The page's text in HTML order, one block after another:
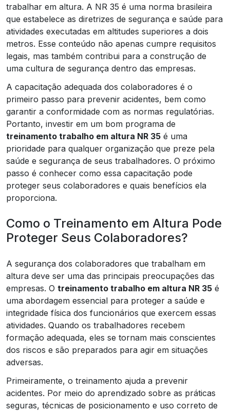
trabalhar em altura. A NR 35 é uma norma brasileira
que estabelece as diretrizes de segurança e saúde para
atividades executadas em altitudes superiores a dois
metros. Esse conteúdo não apenas cumpre requisitos
legais, mas também contribui para a construção de
uma cultura de segurança dentro das empresas.
A capacitação adequada dos colaboradores é o
primeiro passo para prevenir acidentes, bem como
garantir a conformidade com as normas regulatórias.
Portanto, investir em um bom programa de
treinamento trabalho em altura NR 35 é uma
prioridade para qualquer organização que preze pela
saúde e segurança de seus trabalhadores. O próximo
passo é conhecer como essa capacitação pode
proteger seus colaboradores e quais benefícios ela
proporciona.
Como o Treinamento em Altura Pode
Proteger Seus Colaboradores?
A segurança dos colaboradores que trabalham em
altura deve ser uma das principais preocupações das
empresas. O treinamento trabalho em altura NR 35 é
uma abordagem essencial para proteger a saúde e
integridade física dos funcionários que exercem essas
atividades. Quando os trabalhadores recebem
formação adequada, eles se tornam mais conscientes
dos riscos e são preparados para agir em situações
adversas.
Primeiramente, o treinamento ajuda a prevenir
acidentes. Por meio do aprendizado sobre as práticas
seguras, técnicas de posicionamento e uso correto de